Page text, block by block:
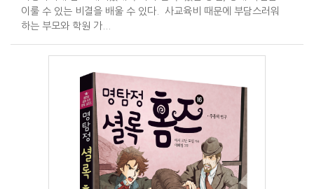
이룰 수 있는 비결을 배울 수 있다. 사교육비 때문에 부담스러워
하는 부모와 학원 가...